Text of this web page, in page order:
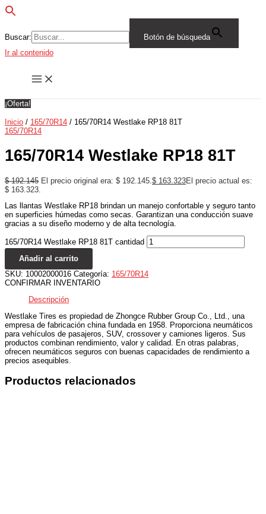
Buscar:
Botón de búsqueda
Ir al contenido
¡Oferta!
Inicio / 165/70R14 / 165/70R14 Westlake RP18 81T
165/70R14
165/70R14 Westlake RP18 81T
$192.145 El precio original era: $ 192.145. $ 163.323El precio actual es:
$ 163.323.
Las llantas Westlake RP18 brindan un manejo confortable y seguro tanto
en superficies húmedas como secas. Garantizan una conducción suave
gracias a su diseño moderno y de alta tecnología.
165/70R14 Westlake RP18 81T cantidad
Añadir al carrito
SKU: 10002000016 Categoría: 165/70R14
CONFIRMAR INVENTARIO
Descripción
Westlake Tires es propiedad de Zhongce Rubber Group Co., Ltd., una
empresa de fabricación china fundada en 1958. Proporciona neumáticos
para vehículos de pasajeros, SUV, crossover y camiones ligeros. Sus
productos combinan rendimiento, valor y calidad. En otras palabras,
ofrecen neumáticos seguros con buenas capacidades de rendimiento a
precios asequibles.
Productos relacionados